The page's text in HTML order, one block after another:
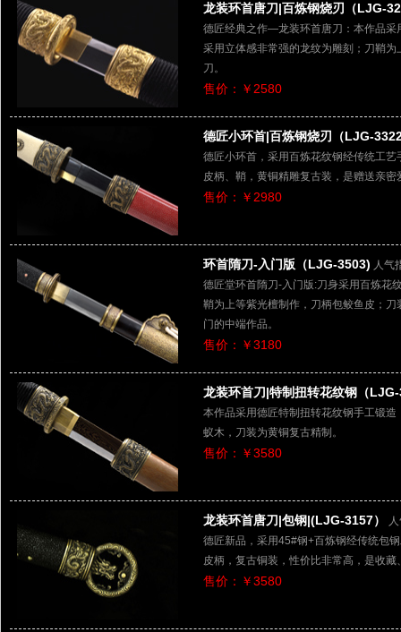
龙装环首唐刀|百炼钢烧刃（LJG-
德匠经典之作—龙装环首唐刀：本作品采
采用立体感非常强的龙纹为雕刻；刀鞘
刀。
售价：￥2580
德匠小环首|百炼钢烧刃（LJG-
德匠小环首，采用百炼花纹钢经传统工
皮柄、鞘，黄铜精雕复古装，是赠送亲密
售价：￥2980
环首隋刀-入门版（LJG-3503) 人气
德匠堂环首隋刀-入门版:刀身采用百炼花
鞘为上等紫光檀制作，刀柄包鲛鱼皮；
门的中端作品。
售价：￥3180
龙装环首刀|特制扭转花纹钢（
本作品采用德匠特制扭转花纹钢手工锻
蚁木，刀装为黄铜复古精制。
售价：￥3580
龙装环首唐刀|包钢|(LJG-3157）
德匠新品，采用45#钢+百炼钢经传统包
皮柄，复古铜装，性价比非常高，是收
售价：￥3580